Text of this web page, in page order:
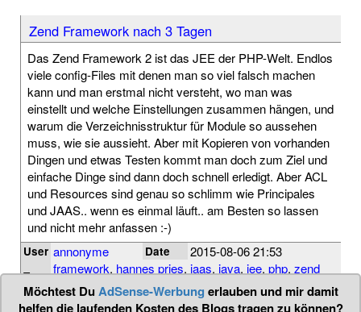
Zend Framework nach 3 Tagen
Das Zend Framework 2 ist das JEE der PHP-Welt. Endlos
viele config-Files mit denen man so viel falsch machen
kann und man erstmal nicht versteht, wo man was
einstellt und welche Einstellungen zusammen hängen, und
warum die Verzeichnisstruktur für Module so aussehen
muss, wie sie aussieht. Aber mit Kopieren von vorhanden
Dingen und etwas Testen kommt man doch zum Ziel und
einfache Dinge sind dann doch schnell erledigt. Aber ACL
und Resources sind genau so schlimm wie Principales
und JAAS.. wenn es einmal läuft.. am Besten so lassen
und nicht mehr anfassen :-)
User annonyme Date 2015-08-06 21:53
Tags framework, hannes pries, jaas, java, jee, php, zend
framework 2,
Möchtest DuAdSense-Werbung erlauben und mir damit
helfen die laufenden Kosten des Blogs tragen zu können?